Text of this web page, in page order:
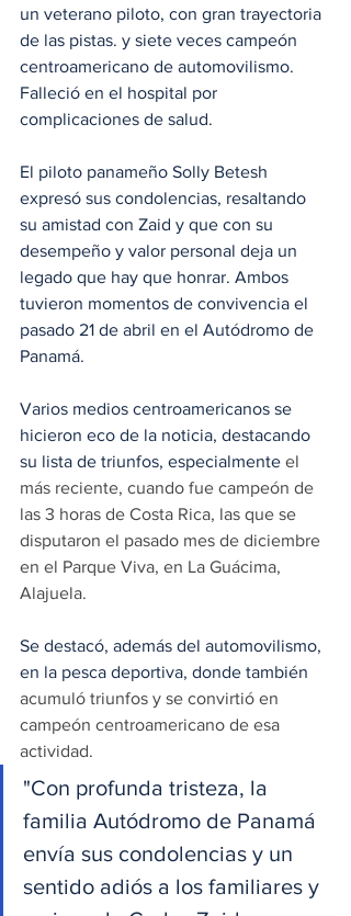
un veterano piloto, con gran trayectoria
de las pistas. y siete veces campeón
centroamericano de automovilismo.
Falleció en el hospital por
complicaciones de salud.
El piloto panameño Solly Betesh
expresó sus condolencias, resaltando
su amistad con Zaid y que con su
desempeño y valor personal deja un
legado que hay que honrar. Ambos
tuvieron momentos de convivencia el
pasado 21 de abril en el Autódromo de
Panamá.
Varios medios centroamericanos se
hicieron eco de la noticia, destacando
su lista de triunfos, especialmente el
más reciente, cuando fue campeón de
las 3 horas de Costa Rica, las que se
disputaron el pasado mes de diciembre
en el Parque Viva, en La Guácima,
Alajuela.
Se destacó, además del automovilismo,
en la pesca deportiva, donde también
acumuló triunfos y se convirtió en
campeón centroamericano de esa
actividad.
"Con profunda tristeza, la
familia Autódromo de Panamá
envía sus condolencias y un
sentido adiós a los familiares y